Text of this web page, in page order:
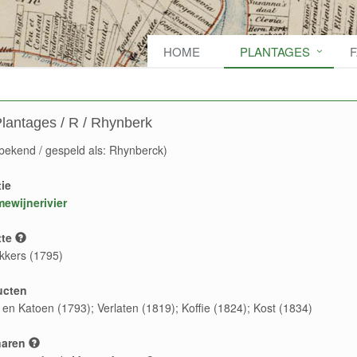
HOME PLANTAGES
/ R / Rhynberk
/ gespeld als: Rhynberck)
(1795)
Katoen (1793); Verlaten (1819); Koffie (1824); Kost (1834)